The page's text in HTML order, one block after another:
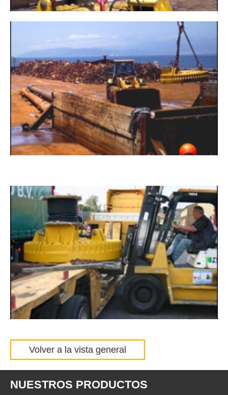
Volver a la vista general
NUESTROS PRODUCTOS